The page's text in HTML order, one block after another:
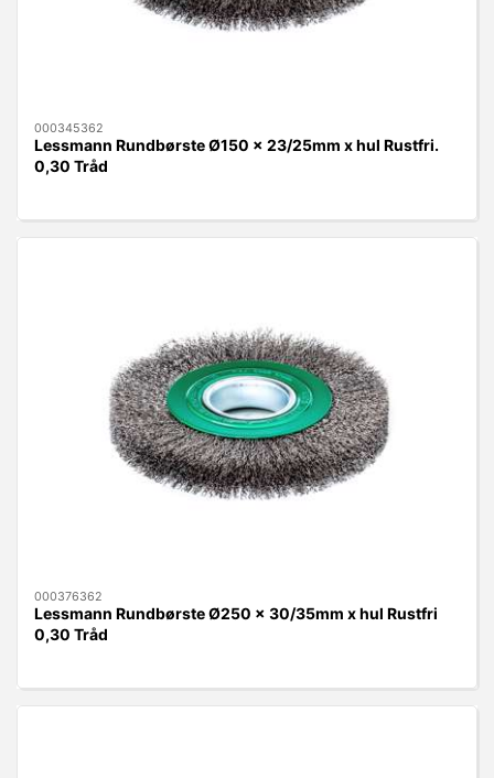
000345362
Lessmann Rundbørste Ø150 x 23/25mm x hul Rustfri.
0,30 Tråd
000376362
Lessmann Rundbørste Ø250 x 30/35mm x hul Rustfri
0,30 Tråd